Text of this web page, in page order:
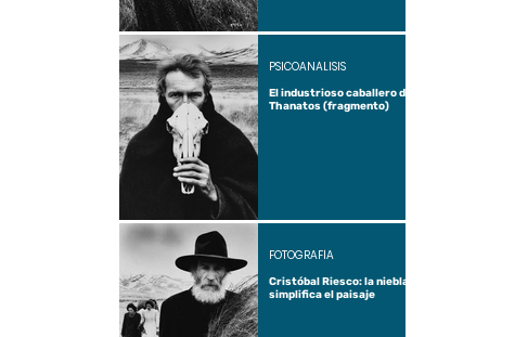
El industrioso caballero de
Thanatos (fragmento)
PSICOANÁLISIS
Cristóbal Riesco: la niebla
simplifica el paisaje
FOTOGRAFÍA